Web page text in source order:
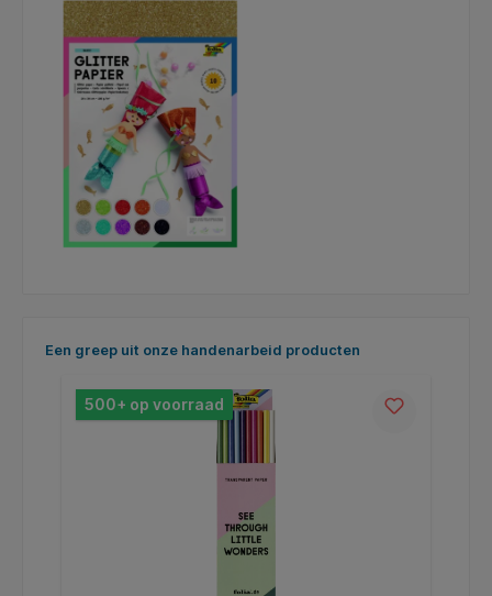
Productgalerij overslaan
Een greep uit onze handenarbeid producten
500+ op voorraad